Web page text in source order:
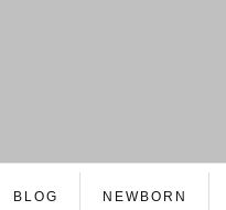
BLOG NEWBORN